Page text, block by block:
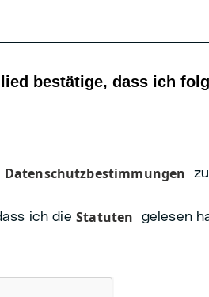
bestätige, dass ich
Datenschutzbestimmungen
ich dieStatuten gelesen